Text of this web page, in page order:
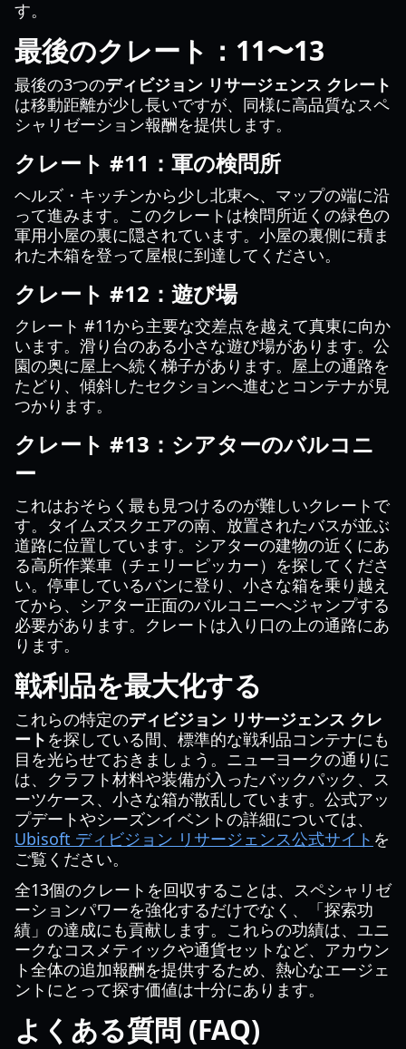
す。
最後のクレート：11〜13
最後の3つのディビジョン リサージェンス クレート
は移動距離が少し長いですが、同様に高品質なスペ
シャリゼーション報酬を提供します。
クレート #11：軍の検問所
ヘルズ・キッチンから少し北東へ、マップの端に沿
って進みます。このクレートは検問所近くの緑色の
軍用小屋の裏に隠されています。小屋の裏側に積ま
れた木箱を登って屋根に到達してください。
クレート #12：遊び場
クレート #11から主要な交差点を越えて真東に向か
います。滑り台のある小さな遊び場があります。公
園の奥に屋上へ続く梯子があります。屋上の通路を
たどり、傾斜したセクションへ進むとコンテナが見
つかります。
クレート #13：シアターのバルコニ
ー
これはおそらく最も見つけるのが難しいクレートで
す。タイムズスクエアの南、放置されたバスが並ぶ
道路に位置しています。シアターの建物の近くにあ
る高所作業車（チェリーピッカー）を探してくださ
い。停車しているバンに登り、小さな箱を乗り越え
てから、シアター正面のバルコニーへジャンプする
必要があります。クレートは入り口の上の通路にあ
ります。
戦利品を最大化する
これらの特定のディビジョン リサージェンス クレ
ート を探している間、標準的な戦利品コンテナにも
目を光らせておきましょう。ニューヨークの通りに
は、クラフト材料や装備が入ったバックパック、ス
ーツケース、小さな箱が散乱しています。公式アッ
プデートやシーズンイベントの詳細については、
Ubisoft ディビジョン リサージェンス公式サイト を
ご覧ください。
全13個のクレートを回収することは、スペシャリゼ
ーションパワーを強化するだけでなく、「探索功
績」の達成にも貢献します。これらの功績は、ユニ
ークなコスメティックや通貨セットなど、アカウン
ト全体の追加報酬を提供するため、熱心なエージェ
ントにとって探す価値は十分にあります。
よくある質問 (FAQ)